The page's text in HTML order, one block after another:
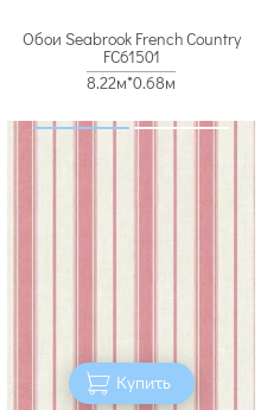
Обои Seabrook French Country
FC61501
8.22м*0.68м
Купить